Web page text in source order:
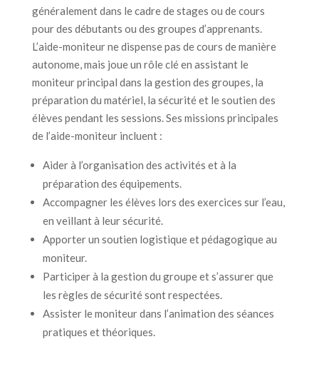
généralement dans le cadre de stages ou de cours
pour des débutants ou des groupes d’apprenants.
L’aide-moniteur ne dispense pas de cours de manière
autonome, mais joue un rôle clé en assistant le
moniteur principal dans la gestion des groupes, la
préparation du matériel, la sécurité et le soutien des
élèves pendant les sessions. Ses missions principales
de l’aide-moniteur incluent :
Aider à l’organisation des activités et à la
préparation des équipements.
Accompagner les élèves lors des exercices sur l’eau,
en veillant à leur sécurité.
Apporter un soutien logistique et pédagogique au
moniteur.
Participer à la gestion du groupe et s’assurer que
les règles de sécurité sont respectées.
Assister le moniteur dans l’animation des séances
pratiques et théoriques.